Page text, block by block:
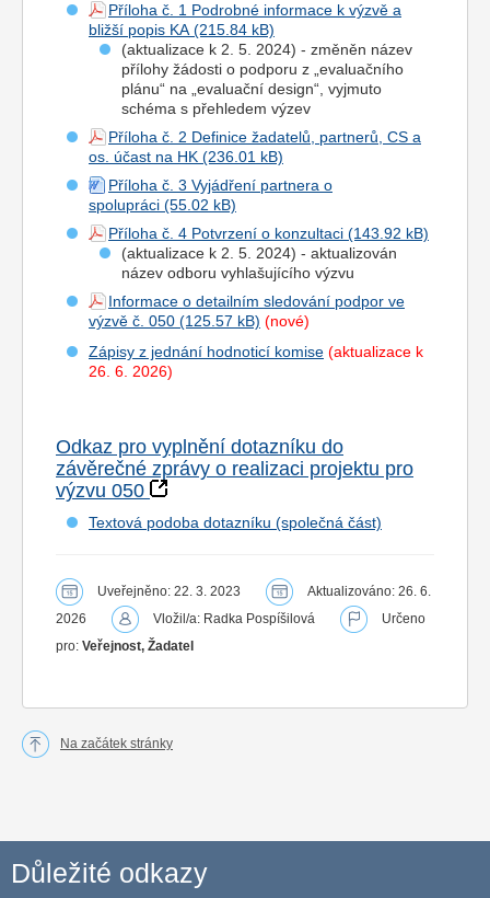
Příloha č. 1 Podrobné informace k výzvě a
bližší popis KA
(aktualizace k 2. 5. 2024) - změněn název
přílohy žádosti o podporu z „evaluačního
plánu“ na „evaluační design“, vyjmuto
schéma s přehledem výzev
Příloha č. 2 Definice žadatelů, partnerů, CS a
os. účast na HK
Příloha č. 3 Vyjádření partnera o
spolupráci
Příloha č. 4 Potvrzení o konzultaci
(aktualizace k 2. 5. 2024) - aktualizován
název odboru vyhlašujícího výzvu
Informace o detailním sledování podpor ve
výzvě č. 050
(nové)
Zápisy z jednání hodnoticí komise (aktualizace k
26. 6. 2026)
Odkaz pro vyplnění dotazníku do
závěrečné zprávy o realizaci projektu pro
výzvu 050
Textová podoba dotazníku (společná část)
Uveřejněno: 22. 3. 2023
Aktualizováno: 26. 6.
2026
Vložil/a: Radka Pospíšilová
Určeno
pro: Veřejnost, Žadatel
Na začátek stránky
Důležité odkazy